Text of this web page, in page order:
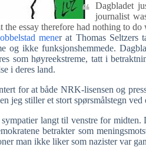
Dagbladet
journalist
the essay therefore had nothing to
mener at Thomas Seltzers
og ikke funksjonshemmede.
som høyreekstreme, tatt i
i deres land.
for at både NRK-lisensen og
jeg stiller et stort spørsmålstegn
langt til venstre for
betrakter som
man ikke liker som nazister var